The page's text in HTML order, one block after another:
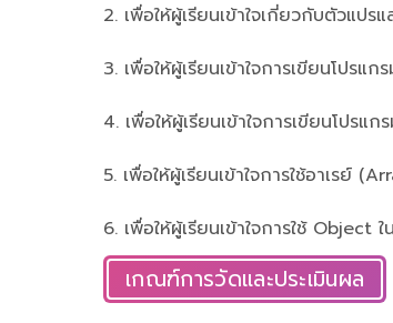
2. เพื่อให้ผู้เรียนเข้าใจเกี่ยวกับตัวแปร
3. เพื่อให้ผู้เรียนเข้าใจการเขียนโปรแ
4. เพื่อให้ผู้เรียนเข้าใจการเขียนโปรแ
5. เพื่อให้ผู้เรียนเข้าใจการใช้อาเรย์
6. เพื่อให้ผู้เรียนเข้าใจการใช้ Object
เกณฑ์การวัดและประเมินผล